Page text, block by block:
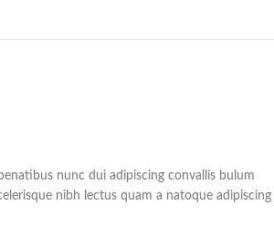
nunc dui adipiscing convallis bulum
nibh lectus quam a natoque adipiscing